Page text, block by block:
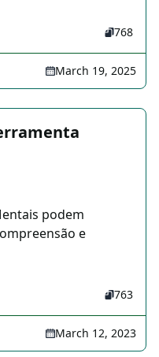
768
March 19, 2025
podem
e
763
March 12, 2023